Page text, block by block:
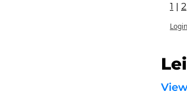
1 | 2
Login